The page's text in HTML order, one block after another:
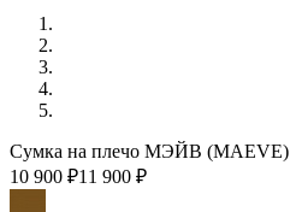
Сумка на плечо МЭЙВ (MAEVE)
10 900 ₽11 900 ₽